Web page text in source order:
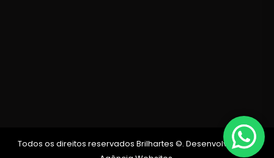
Todos os direitos reservados Brilhartes ©. Desenvolvido por